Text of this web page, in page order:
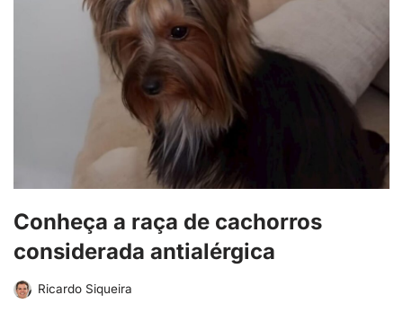
Conheça a raça de cachorros
considerada antialérgica
Ricardo Siqueira